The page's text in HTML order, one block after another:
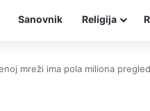
Sanovnik Religija
mreži ima pola miliona